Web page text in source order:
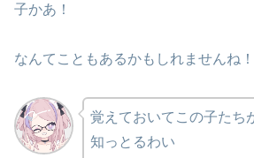
子かあ！
なんてこともあるかもしれませんね！
覚えておいてこの子たち
知っとるわい